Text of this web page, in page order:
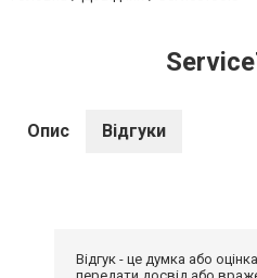
Опис Відгуки
Відгук - це думка або